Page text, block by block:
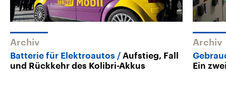
Archiv
Batterie für Elektroautos
Aufstieg, Fall
und Rückkehr des Kolibri-Akkus
Archiv
Ein